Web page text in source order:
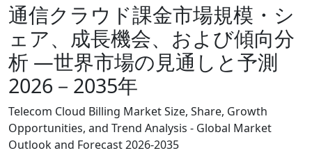
通信クラウド課金市場規模・シ
ェア、成長機会、および傾向分
析 ―世界市場の見通しと予測
2026－2035年
Telecom Cloud Billing Market Size, Share, Growth
Opportunities, and Trend Analysis - Global Market
Outlook and Forecast 2026-2035